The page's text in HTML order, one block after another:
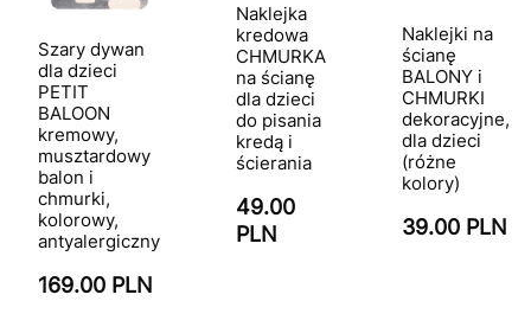
Szary dywan
dla dzieci
PETIT
BALOON
kremowy,
musztardowy
balon i
chmurki,
kolorowy,
antyalergiczny
169.00 PLN
Naklejka
kredowa
CHMURKA
na ścianę
dla dzieci
do pisania
kredą i
ścierania
49.00
PLN
Naklejki na
ścianę
BALONY i
CHMURKI
dekoracyjne,
dla dzieci
(różne
kolory)
39.00 PLN